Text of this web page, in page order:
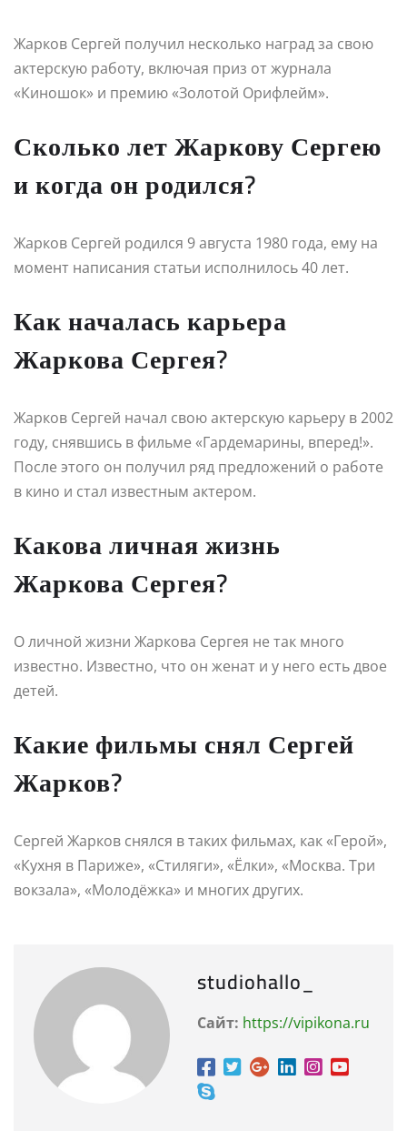
Жарков Сергей получил несколько наград за свою
актерскую работу, включая приз от журнала
«Киношок» и премию «Золотой Орифлейм».
Сколько лет Жаркову Сергею
и когда он родился?
Жарков Сергей родился 9 августа 1980 года, ему на
момент написания статьи исполнилось 40 лет.
Как началась карьера
Жаркова Сергея?
Жарков Сергей начал свою актерскую карьеру в 2002
году, снявшись в фильме «Гардемарины, вперед!».
После этого он получил ряд предложений о работе
в кино и стал известным актером.
Какова личная жизнь
Жаркова Сергея?
О личной жизни Жаркова Сергея не так много
известно. Известно, что он женат и у него есть двое
детей.
Какие фильмы снял Сергей
Жарков?
Сергей Жарков снялся в таких фильмах, как «Герой»,
«Кухня в Париже», «Стиляги», «Ёлки», «Москва. Три
вокзала», «Молодёжка» и многих других.
studiohallo_
Сайт: https://vipikona.ru